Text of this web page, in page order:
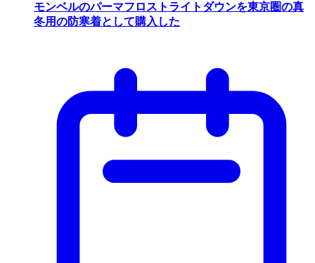
モンベルのパーマフロストライトダウンを東京圏の真
冬用の防寒着として購入した